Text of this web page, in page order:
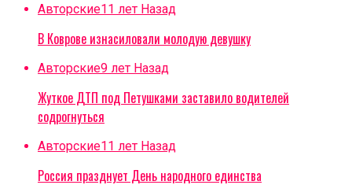
Авторские11 лет Назад
В Коврове изнасиловали молодую девушку
Авторские9 лет Назад
Жуткое ДТП под Петушками заставило водителей
содрогнуться
Авторские11 лет Назад
Россия празднует День народного единства